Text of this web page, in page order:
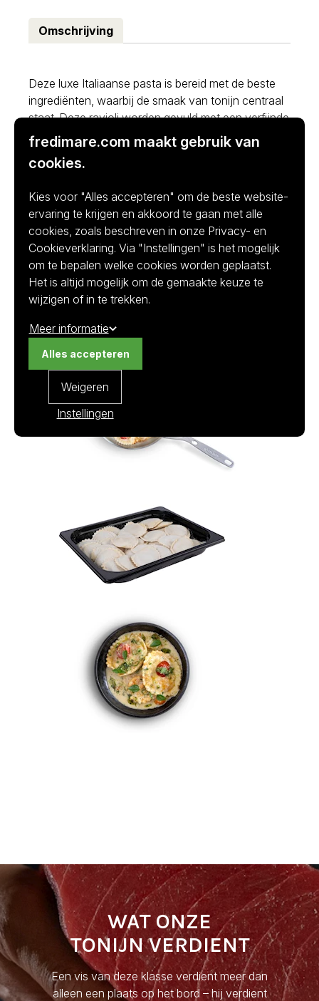
Omschrijving
Deze luxe Italiaanse pasta is bereid met de beste
ingrediënten, waarbij de smaak van tonijn centraal
staat. Deze ravioli worden gevuld met een verfijnde
en duurzame tonijnvulling, ricotta, olijven,
kappertjes en kruiden. Ze vormen een verfijnd
gerecht dat perfect is voor haute cuisine en
culinaire ervaring, ideaal voor chefs die
hoogwaardige ingrediënten en verfijning willen
uitstralen in hun gerechten.
Bereidingswijze
De bevroren ravioli in ruim kokend, gezouten, water
plaatsen. Omroeren en gedurende 4 minuten al
dente nadat het water weer kookt bereiden.
WAT ONZE
TONIJN VERDIENT
Een vis van deze klasse verdient meer dan
alleen een plaats op het bord – hij verdient
fredimare.com maakt gebruik van
cookies.
Kies voor "Alles accepteren" om de beste website-
ervaring te krijgen en akkoord te gaan met alle
cookies, zoals beschreven in onze Privacy- en
Cookieverklaring. Via "Instellingen" is het mogelijk
om te bepalen welke cookies worden geplaatst.
Het is altijd mogelijk om de gemaakte keuze te
wijzigen of in te trekken.
Meer informatie
Instellingen
Weigeren
Alles accepteren